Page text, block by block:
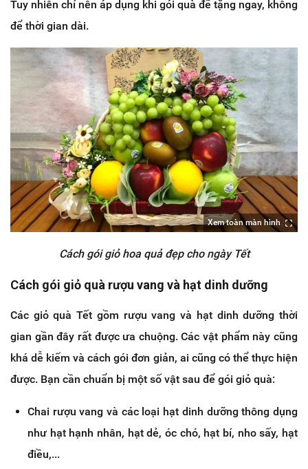
Tuy nhiên chỉ nên áp dụng khi gói quà để tặng ngay, không
để thời gian dài.
Xem toàn màn hình
Cách gói giỏ hoa quả đẹp cho ngày Tết
Cách gói giỏ quà rượu vang và hạt dinh dưỡng
Các giỏ quà Tết gồm rượu vang và hạt dinh dưỡng thời
gian gần đây rất được ưa chuộng. Các vật phẩm này cũng
khá dễ kiếm và cách gói đơn giản, ai cũng có thể thực hiện
được. Bạn cần chuẩn bị một số vật sau để gói giỏ quà:
Chai rượu vang và các loại hạt dinh dưỡng thông dụng
như hạt hạnh nhân, hạt dẻ, óc chó, hạt bí, nho sấy, hạt
điều,...